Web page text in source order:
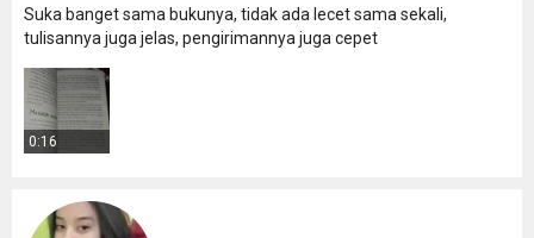
Suka banget sama bukunya, tidak ada lecet sama sekali,
tulisannya juga jelas, pengirimannya juga cepet
0:16